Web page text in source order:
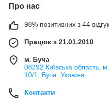
Про нас
98% позитивних з 44
Працює з 21.01.2010
м. Буча
08292 Київська область,
10/1, Буча, Україна
Контакти